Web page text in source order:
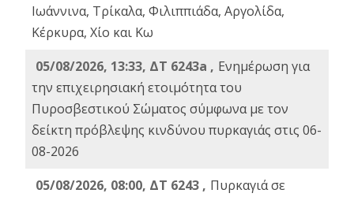
Ιωάννινα, Τρίκαλα, Φιλιππιάδα, Αργολίδα,
Κέρκυρα, Χίο και Κω
05/08/2026, 13:33, ΔΤ 6243a , Ενημέρωση για
την επιχειρησιακή ετοιμότητα του
Πυροσβεστικού Σώματος σύμφωνα με τον
δείκτη πρόβλεψης κινδύνου πυρκαγιάς στις 06-
08-2026
05/08/2026, 08:00, ΔΤ 6243 , Πυρκαγιά σε